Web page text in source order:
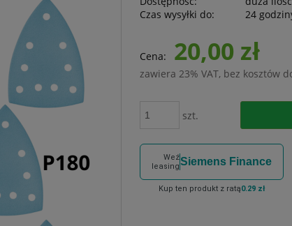
Czas wysyłki do:
24
Cena: 20,00 zł
zawiera 23% VAT, bez kosztów
szt.
Weź
leasingSiemens Finance
Kup ten produkt z ratą0.29 zł